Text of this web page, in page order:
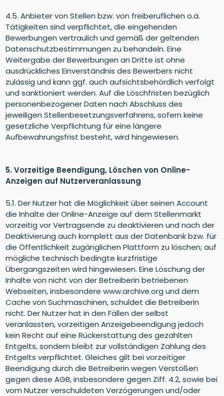
4.5. Anbieter von Stellen bzw. von freiberuflichen o.ä.
Tätigkeiten sind verpflichtet, die eingehenden
Bewerbungen vertraulich und gemäß der geltenden
Datenschutzbestimmungen zu behandeln. Eine
Weitergabe der Bewerbungen an Dritte ist ohne
ausdrückliches Einverständnis des Bewerbers nicht
zulässig und kann ggf. auch aufsichtsbehördlich verfolgt
und sanktioniert werden. Auf die Löschfristen bezüglich
personenbezogener Daten nach Abschluss des
jeweiligen Stellenbesetzungsverfahrens, sofern keine
gesetzliche Verpflichtung für eine längere
Aufbewahrungsfrist besteht, wird hingewiesen.
5. Vorzeitige Beendigung, Löschen von Online-
Anzeigen auf Nutzerveranlassung
5.1. Der Nutzer hat die Möglichkeit über seinen Account
die Inhalte der Online-Anzeige auf dem Stellenmarkt
vorzeitig vor Vertragsende zu deaktivieren und nach der
Deaktivierung auch komplett aus der Datenbank bzw. für
die Öffentlichkeit zugänglichen Plattform zu löschen; auf
mögliche technisch bedingte kurzfristige
Übergangszeiten wird hingewiesen. Eine Löschung der
Inhalte von nicht von der Betreiberin betriebenen
Webseiten, insbesondere www.archive.org und dem
Cache von Suchmaschinen, schuldet die Betreiberin
nicht. Der Nutzer hat in den Fällen der selbst
veranlassten, vorzeitigen Anzeigebeendigung jedoch
kein Recht auf eine Rückerstattung des gezahlten
Entgelts, sondern bleibt zur vollständigen Zahlung des
Entgelts verpflichtet. Gleiches gilt bei vorzeitiger
Beendigung durch die Betreiberin wegen Verstößen
gegen diese AGB, insbesondere gegen Ziff. 4.2, sowie bei
vom Nutzer verschuldeten Verzögerungen und/oder